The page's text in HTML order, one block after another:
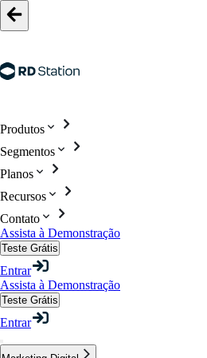
Produtos
Segmentos
Planos
Recursos
Contato
Assista à Demonstração
Teste Grátis
Entrar
Assista à Demonstração
Teste Grátis
Entrar